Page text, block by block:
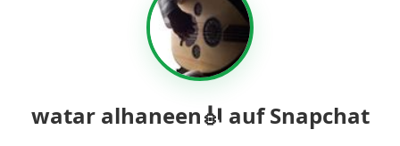
watar alhaneen🎻 auf Snapchat